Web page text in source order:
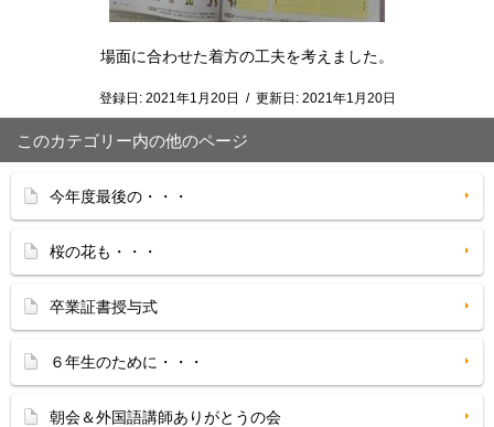
場面に合わせた着方の工夫を考えました。
登録日: 2021年1月20日 / 更新日: 2021年1月20日
このカテゴリー内の他のページ
今年度最後の・・・
桜の花も・・・
卒業証書授与式
６年生のために・・・
朝会＆外国語講師ありがとうの会